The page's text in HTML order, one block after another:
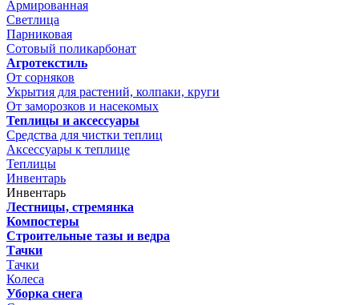
Армированная
Светлица
Парниковая
Сотовый поликарбонат
Агротекстиль
От сорняков
Укрытия для растений, колпаки, круги
От заморозков и насекомых
Теплицы и аксессуары
Средства для чистки теплиц
Аксессуары к теплице
Теплицы
Инвентарь
Инвентарь
Лестницы, стремянка
Компостеры
Строительные тазы и ведра
Тачки
Тачки
Колеса
Уборка снега